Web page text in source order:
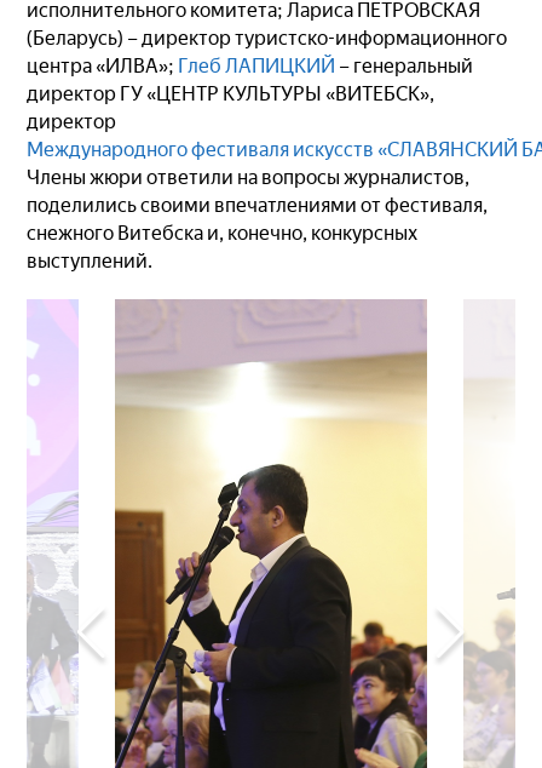
исполнительного комитета; Лариса ПЕТРОВСКАЯ
(Беларусь) – директор туристско-информационного
центра «ИЛВА»; Глеб ЛАПИЦКИЙ – генеральный
директор ГУ «ЦЕНТР КУЛЬТУРЫ «ВИТЕБСК»,
директор
Международного фестиваля искусств «СЛАВЯНСКИЙ
Члены жюри ответили на вопросы журналистов,
поделились своими впечатлениями от фестиваля,
снежного Витебска и, конечно, конкурсных
выступлений.